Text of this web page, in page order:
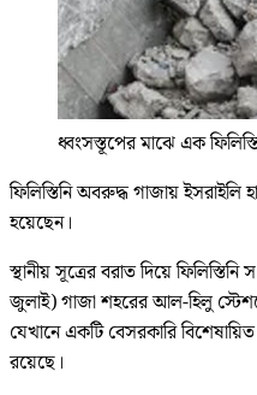
ধ্বংসস্তূপের মাঝে এক
ফিলিস্তিনি অবরুদ্ধ গাজায় ইসরাইলি
হয়েছেন।
স্থানীয় সূত্রের বরাত দিয়ে
জুলাই) গাজা শহরের আল-হিলু
যেখানে একটি বেসরকারি
রয়েছে।